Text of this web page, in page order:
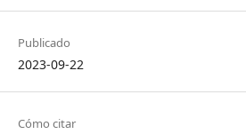
Publicado
2023-09-22
Cómo citar